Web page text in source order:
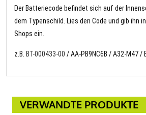
Der Batteriecode befindet sich auf der
dem Typenschild. Lies den Code und gib ihn
Shops ein.
z.B. BT-000433-00 / AA-PB9NC6B / A32-M47 /
VERWANDTE PRODUKTE